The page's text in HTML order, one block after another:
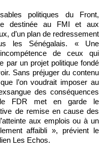
politiques du Front,
destinée au FMI et aux
d’un plan de redressement
les Sénégalais. « Une
de ceux qui
par un projet politique fondé
Sans préjuger du contenu
l’on voudrait imposer au
des conséquences
le FDR met en garde le
de remise en cause des
aux emplois ou à un
affaibli », prévient le
Les Echos.